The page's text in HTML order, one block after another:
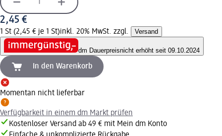
2,45 €
1 St (2,45 € je 1 St)inkl. 20% MwSt. zzgl. Versand
dm Dauerpreisnicht erhöht seit 09.10.2024
In den Warenkorb
Momentan nicht lieferbar
Verfügbarkeit in einem dm Markt prüfen
Kostenloser Versand ab 49 € mit Mein dm Konto